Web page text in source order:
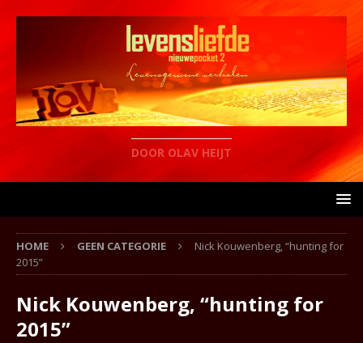
DOOR OLAV HEIJT
HOME GEEN CATEGORIE
Nick Kouwenberg, “hunting for
2015”
Nick Kouwenberg, “hunting for
2015”